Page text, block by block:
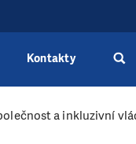
Kontakty
a inkluzivní